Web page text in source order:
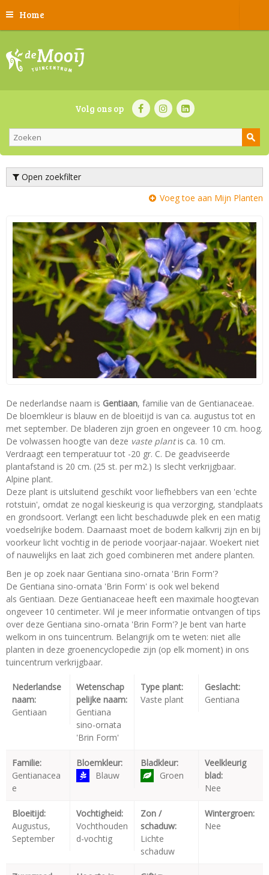
Home
Volg ons op
Open zoekfilter
Voeg toe aan Mijn Planten
De nederlandse naam is Gentiaan, familie van de Gentianaceae.
De bloemkleur is blauw en de bloeitijd is van ca. augustus tot en
met september. De bladeren zijn groen en ongeveer 10 cm. hoog.
De volwassen hoogte van deze vaste plantis ca. 10 cm.
Verdraagt een temperatuur tot -20 gr. C. De geadviseerde
plantafstand is 20 cm. (25 st. per m2.) Is slecht verkrijgbaar.
Alpine plant.
Deze plant is uitsluitend geschikt voor liefhebbers van een 'echte
rotstuin', omdat ze nogal kieskeurig is qua verzorging, standplaats
en grondsoort. Verlangt een licht beschaduwde plek en een matig
voedselrijke bodem. Daarnaast moet de bodem kalkvrij zijn en bij
voorkeur licht vochtig in de periode voorjaar-najaar. Woekert niet
of nauwelijks en laat zich goed combineren met andere planten.
Ben je op zoek naar Gentiana sino-ornata 'Brin Form'?
De Gentiana sino-ornata 'Brin Form' is ook wel bekend
als Gentiaan. Deze Gentianaceae heeft een maximale hoogtevan
ongeveer 10 centimeter. Wil je meer informatie ontvangen of tips
over deze Gentiana sino-ornata 'Brin Form'? Je bent van harte
welkom in ons tuincentrum. Belangrijk om te weten: niet alle
planten in deze groenencyclopedie zijn (op elk moment) in ons
tuincentrum verkrijgbaar.
Nederlandse
naam:
Gentiaan
Wetenschap
pelijke naam:
Gentiana
sino-ornata
'Brin Form'
Type plant:
Vaste plant
Geslacht:
Gentiana
Familie:
Gentianacea
e
Bloemkleur:
Blauw
Bladkleur:
Groen
Veelkleurig
blad:
Nee
Bloeitijd:
Augustus,
September
Vochtigheid:
Vochthouden
d-vochtig
Zon /
schaduw:
Lichte
schaduw
Wintergroen:
Nee